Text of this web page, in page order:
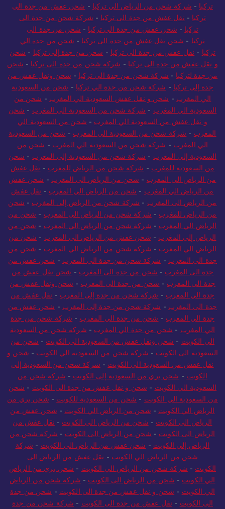
تركيا - شركة شحن من الرياض الي تركيا - شحن عفش من جدة الى
تركيا - نقل عفش من جدة الى تركيا - شركة شحن من جدة الى
تركيا - شحن عفش من جدة الي تركيا - شحن من جدة الى
تركيا - شحن نقل عفش من جدة الى تركيا - شحن من جدة الي
تركيا - نقل عفش من جدة الى تركيا - شحن من جدة إلى تركيا - شحن
و نقل عفش من جدة الى تركيا - شركة شحن من جدة الى تركيا - شحن
من جدة لتركيا - شركة شحن من جدة الي تركيا - شحن ونقل عفش من
جدة إلى تركيا - شركة شحن من جدة الي تركيا - شحن من السعودية
الي المغرب - شحن و نقل عفش السعودية الي المغرب - شحن من
السعودية الي المغرب - شركة شحن من السعودية الى المغرب - شحن
و نقل عفش من السعودية الي المغرب - شحن من السعودية الي
المغرب - شركة شحن من السعودية الي المغرب - شحن من السعودية
الي المغرب - شركة شحن من السعودية الي المغرب - شحن من
السعودية إلى المغرب - شركة شحن من السعودية إلى المغرب - شحن
من السعودية للمغرب - شركة شحن من الرياض للمغرب - نقل عفش
من الرياض الى المغرب - شحن من الرياض الى المغرب - شحن عفش
من الرياض الي المغرب - شحن من الرياض الي المغرب - نقل عفش
من الرياض الى المغرب - شركة شحن من الرياض إلى المغرب - شحن
من الرياض للمغرب - شركة شحن من الرياض الى المغرب - شحن من
الرياض الي المغرب - شركة شحن من الرياض الي المغرب - شحن من
الرياض إلى المغرب - شحن عفش من الرياض الى المغرب - شحن من
الرياض الي المغرب - شركة شحن من الرياض الي المغرب - شحن من
جدة الى المغرب - شركة شحن من جدة الي المغرب - شحن عفش من
جدة الى المغرب - شحن من جدة الى المغرب - شحن نقل عفش من
جدة الى المغرب - شحن من جدة الى المغرب - شحن ونقل عفش من
جدة الي المغرب - شركة شحن من جدة إلى المغرب - نقل عفش من
جدة الى المغرب - شركة شحن من جدة إلى المغرب - شحن عفش من
جدة الي المغرب - شحن من جدة الي المغرب - شركة شحن من جدة
الي المغرب - شحن من جدة الي المغرب - شركة شحن من السعودية
الى الكويت - شحن ونقل عفش من السعودية الي الكويت - شحن من
السعودية الى الكويت - شركة شحن من السعودية الي الكويت - شحن و
نقل عفش من السعودية الي الكويت - شركة شحن من السعودية إلى
الكويت - شحن بري من السعودية إلى الكويت - شركة شحن من
السعودية الي الكويت - شحن و نقل عفش من جدة الى الكويت - شحن
من السعودية الي الكويت - شحن من السعودية للكويت - شحن بري من
الرياض الي الكويت - شحن من الرياض الي الكويت - شحن عفش من
الرياض الى الكويت - شحن من الرياض الى الكويت - نقل عفش من
الرياض الى الكويت - شحن من الرياض الى الكويت - شركة شحن من
الرياض إلى الكويت - شحن عفش من الرياض الي الكويت - شركة
شحن من الرياض الي الكويت - نقل عفش من الرياض الى
الكويت - شركة شحن من الرياض الي الكويت - شحن بري من الرياض
الي الكويت - شحن من الرياض الى الكويت - شركة شحن من الرياض
الي الكويت - شحن و نقل عفش من جدة الى الكويت - شحن من جدة
الى الكويت - نقل عفش من جدة الى الكويت - شركة شحن من جدة